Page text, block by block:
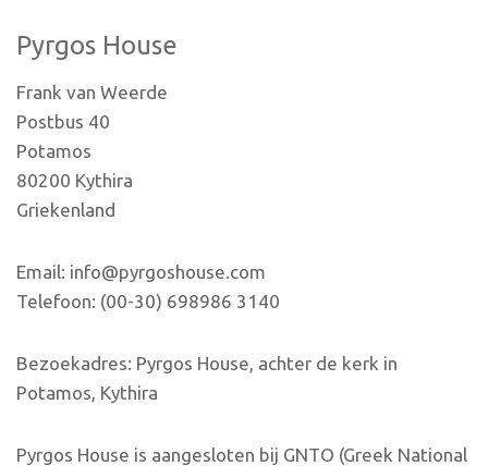
Pyrgos House
Frank van Weerde
Postbus 40
Potamos
80200 Kythira
Griekenland
Email: info@pyrgoshouse.com
Telefoon: (00-30) 698986 3140
Bezoekadres: Pyrgos House, achter de kerk in
Potamos, Kythira
Pyrgos House is aangesloten bij GNTO (Greek National